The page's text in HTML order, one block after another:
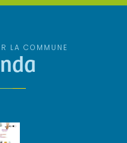
LA COMMUNE